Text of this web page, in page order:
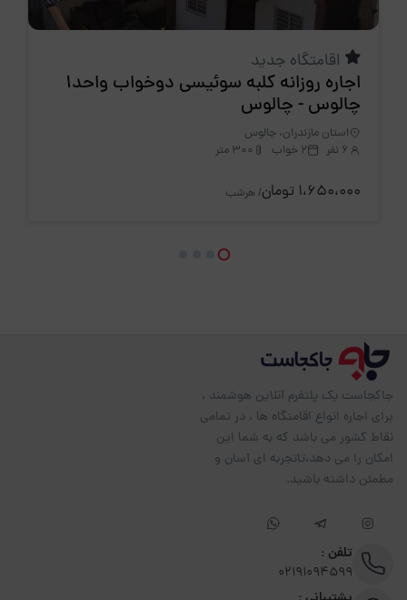
اقامتگاه جدید
اجاره روزانه کلبه سوئیسی دوخواب واحد1
چالوس - چالوس
استان مازندران، چالوس
6 نفر
2 خواب 300 متر
1،650،000 تومان / هرشب
جاکجاست یک پلتفرم آنلاین هوشمند ،
برای اجاره انواع اقامتگاه ها ، در تمامی
نقاط کشور می باشد که به شما این
امکان را می دهد،تاتجربه ای آسان و
مطمئن داشته باشید.
تلفن :
02191094599